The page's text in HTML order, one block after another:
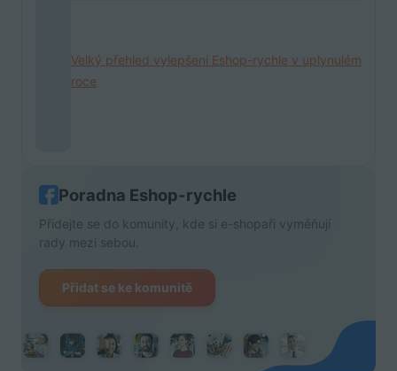
Velký přehled vylepšení Eshop-rychle v uplynulém
roce
Poradna Eshop-rychle
Přidejte se do komunity, kde si e-shopaři vyměňují
rady mezi sebou.
Přidat se ke komunitě